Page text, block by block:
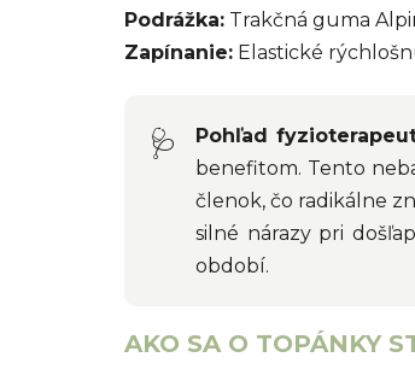
Podrážka: Trakčná guma
Zapínanie: Elastické
🩺 Pohľad
benefitom. Tento
členok, čo radikálne
silné nárazy pri
období.
AKO SA O TOPÁNKY